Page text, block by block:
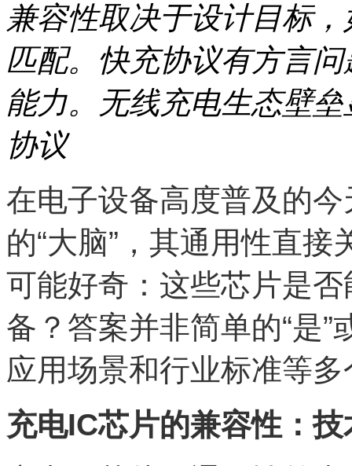
兼容性取决于设计目标
匹配。快充协议有方言
能力。无线充电生态壁
协议
在电子设备高度普及的今
的“大脑”，其通用性直
可能好奇：这些芯片是否
备？答案并非简单的“是”
应用场景和行业标准等
充电IC芯片的兼容性：